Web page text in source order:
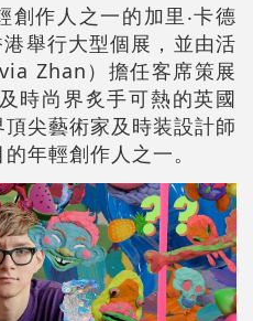
創作人之一的加里‧卡德
舉行大型個展，並由活
Zhan）擔任客席策展
時尚界炙手可熱的英國
尖藝術家及時装設計師
年輕創作人之一。